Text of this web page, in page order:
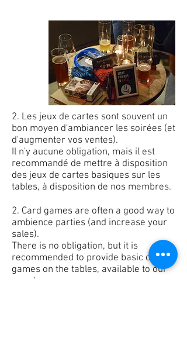
2. Les jeux de cartes sont souvent un
bon moyen d'ambiancer les soirées (et
d'augmenter vos ventes).
Il n'y aucune obligation, mais il est
recommandé de mettre à disposition
des jeux de cartes basiques sur les
tables, à disposition de nos membres.
2. Card games are often a good way to
ambience parties (and increase your
sales).
There is no obligation, but it is
recommended to provide basic card
games on the tables, available to our
members.